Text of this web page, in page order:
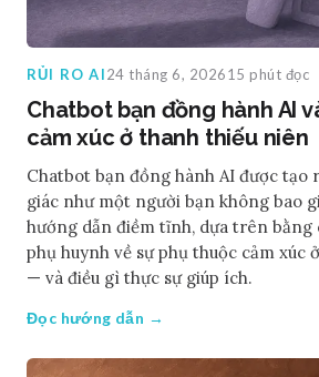
RỦI RO AI24 tháng 6, 202615 phút đọc
Chatbot bạn đồng hành AI
cảm xúc ở thanh thiếu niên
Chatbot bạn đồng hành AI được tạo
giác như một người bạn không bao
hướng dẫn điềm tĩnh, dựa trên bằng
phụ huynh về sự phụ thuộc cảm xúc
— và điều gì thực sự giúp ích.
Đọc hướng dẫn →